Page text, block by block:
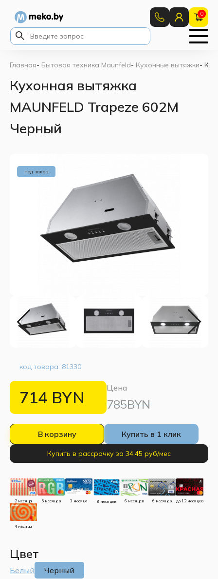
0
Главная- Бытовая техника Maunfeld- Кухонные вытяжки-
Кухонная вытяжка
MAUNFELD Trapeze 602M
Черный
под заказ
код товара: 81330
714 BYN Цена
785BYN
В корзину Купить в 1 клик
Купить в рассрочку за 34.45 руб/мес
2 месяца 5 месяцев 3 месяца 8 месяцев 6 месяцев 6 месяцев до 12 месяцев
4 месяца
Цвет
Белый Черный